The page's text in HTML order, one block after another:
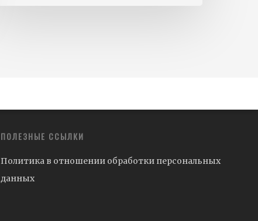
ПОЛЕЗНЫЕ ССЫЛКИ
Политика в отношении обработки персональных
данных